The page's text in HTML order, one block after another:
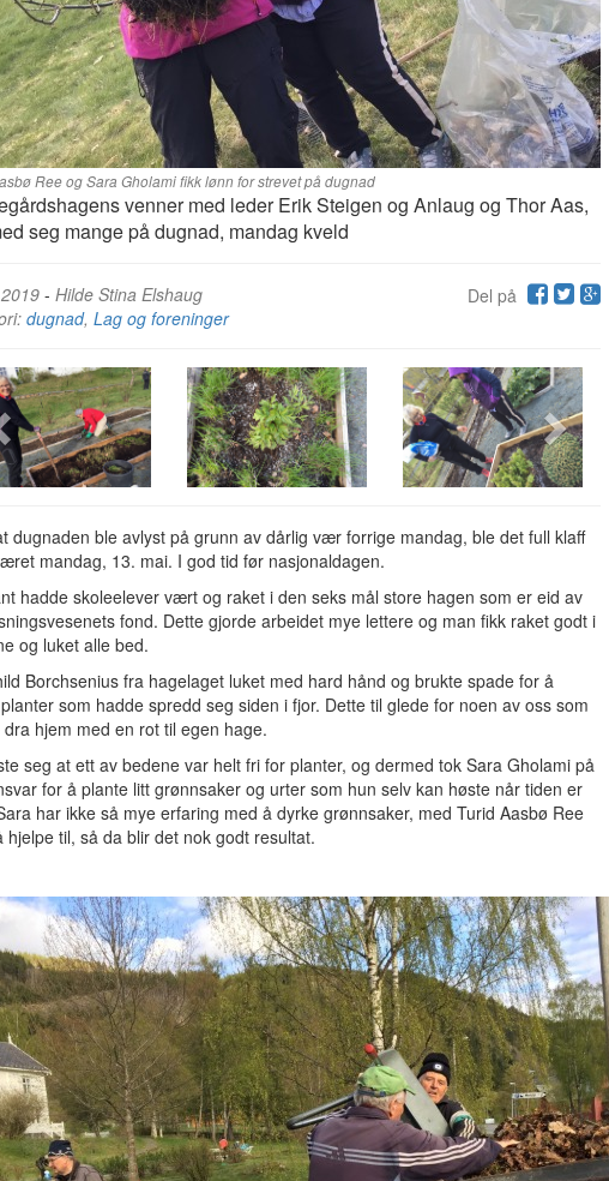
Ree og Sara Gholami fikk lønn for strevet på dugnad
venner med leder Erik Steigen og Anlaug og Thor Aas,
seg mange på dugnad, mandag kveld
Del på
- Hilde Stina Elshaug
dugnad, Lag og foreninger
dugnaden ble avlyst på grunn av dårlig vær forrige mandag, ble det full klaff
mandag, 13. mai. I god tid før nasjonaldagen.
hadde skoleelever vært og raket i den seks mål store hagen som er eid av
fond. Dette gjorde arbeidet mye lettere og man fikk raket godt i
og luket alle bed.
Borchsenius fra hagelaget luket med hard hånd og brukte spade for å
som hadde spredd seg siden i fjor. Dette til glede for noen av oss som
hjem med en rot til egen hage.
seg at ett av bedene var helt fri for planter, og dermed tok Sara Gholami på
for å plante litt grønnsaker og urter som hun selv kan høste når tiden er
har ikke så mye erfaring med å dyrke grønnsaker, med Turid Aasbø Ree
hjelpe til, så da blir det nok godt resultat.